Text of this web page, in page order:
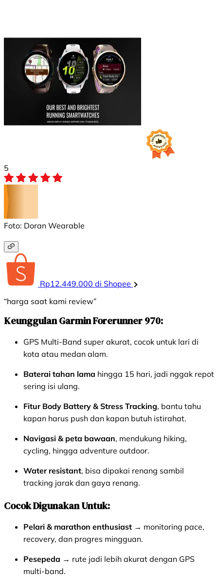
5
Foto: Doran Wearable
Rp12.449.000 di Shopee
“harga saat kami review”
Keunggulan Garmin Forerunner 970:
GPS Multi-Band super akurat, cocok untuk lari di
kota atau medan alam.
Baterai tahan lama hingga 15 hari, jadi nggak repot
sering isi ulang.
Fitur Body Battery & Stress Tracking, bantu tahu
kapan harus push dan kapan butuh istirahat.
Navigasi & peta bawaan, mendukung hiking,
cycling, hingga adventure outdoor.
Water resistant, bisa dipakai renang sambil
tracking jarak dan gaya renang.
Cocok Digunakan Untuk:
Pelari & marathon enthusiast → monitoring pace,
recovery, dan progres mingguan.
Pesepeda → rute jadi lebih akurat dengan GPS
multi-band.